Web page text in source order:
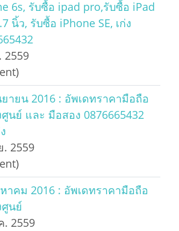
6s, รับซื้อ ipad pro,รับซื้อ iPad
นิ้ว, รับซื้อ iPhone SE, เก่ง
2559
ายน 2016 : อัพเดทราคามือถือ
ศูนย์ และ มือสอง 0876665432
. 2559
าคม 2016 : อัพเดทราคามือถือ
ศูนย์
. 2559